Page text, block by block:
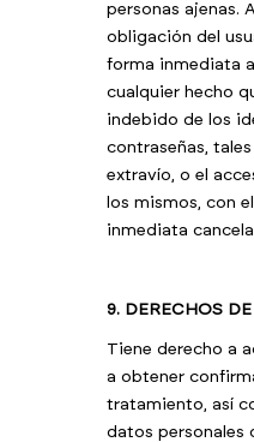
personas ajenas.
obligación del
forma inmediata
cualquier hecho
indebido de los
contraseñas,
extravío, o el
los mismos, con
inmediata
9. DERECHOS
Tiene derecho a
a obtener
tratamiento, así
datos personales